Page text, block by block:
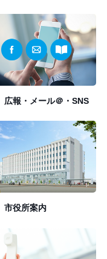
広報・メール＠・SNS
市役所案内